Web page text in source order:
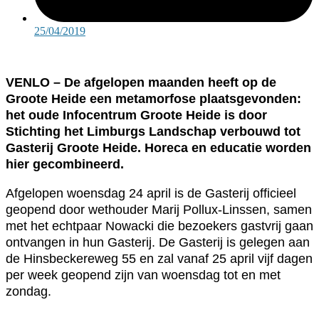
25/04/2019
VENLO – De afgelopen maanden heeft op de
Groote Heide een metamorfose plaatsgevonden:
het oude Infocentrum Groote Heide is door
Stichting het Limburgs Landschap verbouwd tot
Gasterij Groote Heide. Horeca en educatie worden
hier gecombineerd.
Afgelopen woensdag 24 april is de Gasterij officieel
geopend door wethouder Marij Pollux-Linssen, samen
met het echtpaar Nowacki die bezoekers gastvrij gaan
ontvangen in hun Gasterij. De Gasterij is gelegen aan
de Hinsbeckereweg 55 en zal vanaf 25 april vijf dagen
per week geopend zijn van woensdag tot en met
zondag.